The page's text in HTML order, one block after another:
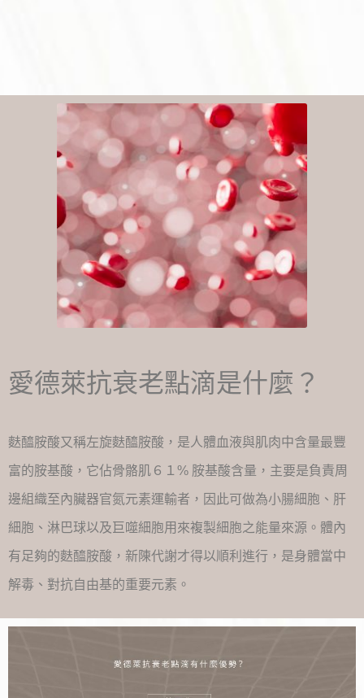
愛德萊抗衰老點滴是什麼？
麩醯胺酸又稱左旋麩醯胺酸，是人體血液與肌肉中含量最豐
富的胺基酸，它佔骨骼肌６１% 胺基酸含量，主要是負責周
邊組織至內臟器官氮元素運輸者，因此可做為小腸細胞、肝
細胞、淋巴球以及巨噬細胞用來複製細胞之能量來源。體內
有足夠的麩醯胺酸，新陳代謝才得以順利進行，是身體當中
解毒、對抗自由基的重要元素。